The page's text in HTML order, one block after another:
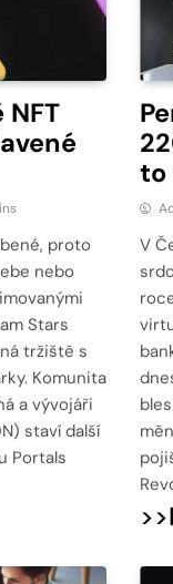
proto
nebo
Stars
tržiště s
Komunita
a vývojáři
staví další
Portals
to
V